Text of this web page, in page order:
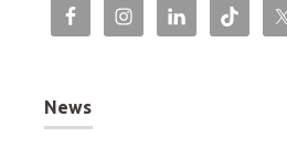
News